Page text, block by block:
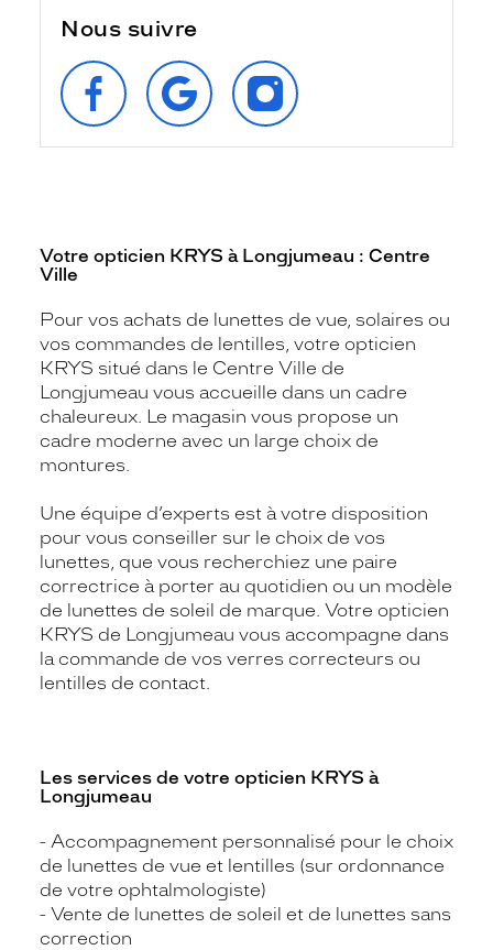
Nous suivre
SUIVEZ‑NOUS
SUR
FACEBOOK
RETROUVEZ‑NOUS
SUR
GOOGLE
SUIVEZ‑NOUS
SUR
INSTAGRAM
Votre opticien KRYS à Longjumeau : Centre
Ville
Pour vos achats de lunettes de vue, solaires ou
vos commandes de lentilles, votre opticien
KRYS situé dans le Centre Ville de
Longjumeau vous accueille dans un cadre
chaleureux. Le magasin vous propose un
cadre moderne avec un large choix de
montures.
Une équipe d’experts est à votre disposition
pour vous conseiller sur le choix de vos
lunettes, que vous recherchiez une paire
correctrice à porter au quotidien ou un modèle
de lunettes de soleil de marque. Votre opticien
KRYS de Longjumeau vous accompagne dans
la commande de vos verres correcteurs ou
lentilles de contact.
Les services de votre opticien KRYS à
Longjumeau
- Accompagnement personnalisé pour le choix
de lunettes de vue et lentilles (sur ordonnance
de votre ophtalmologiste)
- Vente de lunettes de soleil et de lunettes sans
correction